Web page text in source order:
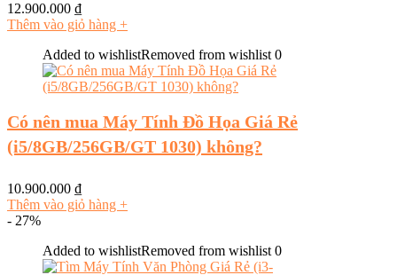
12.900.000 ₫
Thêm vào giỏ hàng +
Added to wishlistRemoved from wishlist 0
Có nên mua Máy Tính Đồ Họa Giá Rẻ
(i5/8GB/256GB/GT 1030) không?
10.900.000 ₫
Thêm vào giỏ hàng +
- 27%
Added to wishlistRemoved from wishlist 0